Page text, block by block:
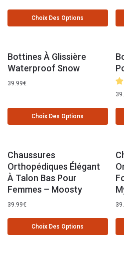
Choix Des Options
Bottines À Glissière
Waterproof Snow
39.99€
Choix Des Options
Chaussures
Orthopédiques Élégant
À Talon Bas Pour
Femmes – Moosty
39.99€
Choix Des Options